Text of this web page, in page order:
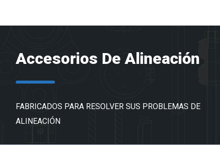
Accesorios De Alineación
FABRICADOS PARA RESOLVER SUS PROBLEMAS DE
ALINEACIÓN